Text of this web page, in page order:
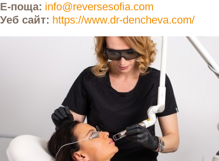
Е-поща: info@reversesofia.com
Уеб сайт: https://www.dr-dencheva.com/